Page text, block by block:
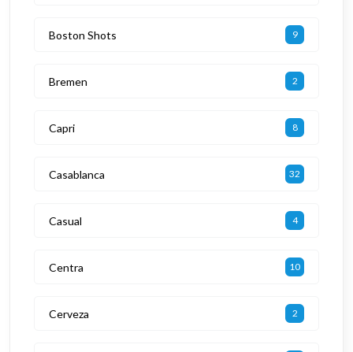
Boston Shots 9
Bremen 2
Capri 8
Casablanca 32
Casual 4
Centra 10
Cerveza 2